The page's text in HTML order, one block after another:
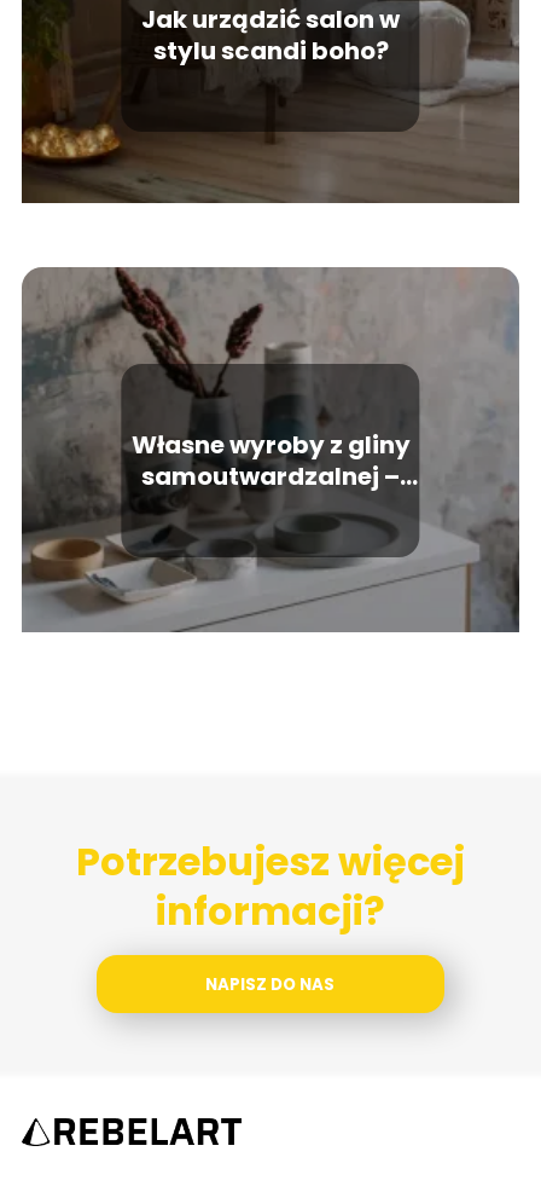
Jak urządzić salon w
stylu scandi boho?
Własne wyroby z gliny
samoutwardzalnej –
inspiracje i przewodnik
Potrzebujesz więcej
informacji?
NAPISZ DO NAS